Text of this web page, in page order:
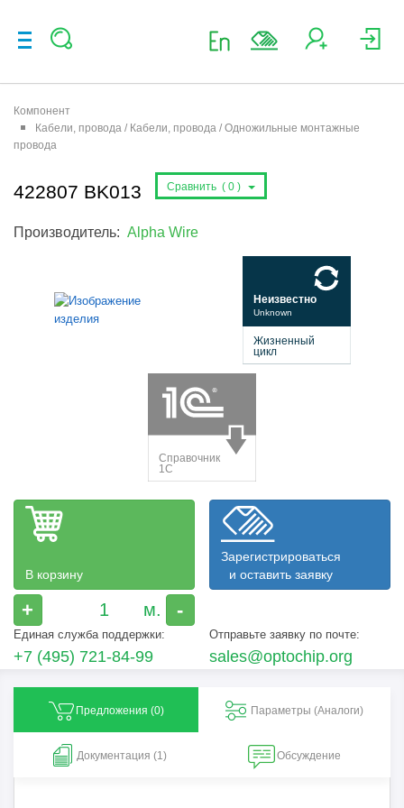
Компонент
Кабели, провода / Кабели, провода / Одножильные монтажные
провода
422807 BK013 Сравнить ( 0 )
Производитель: Alpha Wire
В корзину
+ -
Зарегистрироваться
и оставить заявку
Единая служба поддержки:
+7 (495) 721-84-99
Отправьте заявку по почте:
sales@optochip.org
Предложения (0) Параметры (Aналоги)
Документация (1) Обсуждение